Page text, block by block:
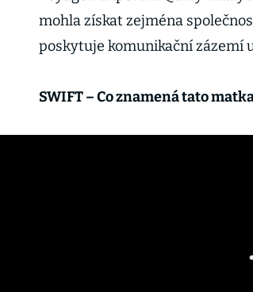
mohla získat zejména
poskytuje komunikační zázemí
SWIFT – Co znamená tato